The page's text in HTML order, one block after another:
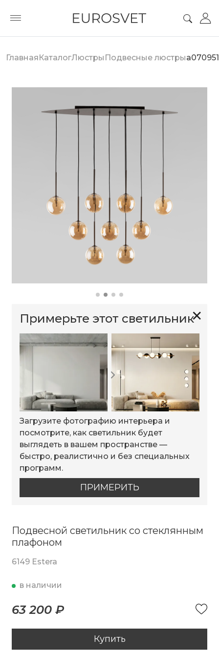
ГлавнаяКаталогЛюстры Подвесные люстрыa070951
✕
Примерьте этот светильник
Загрузите фотографию интерьера и
посмотрите, как светильник будет
выглядеть в вашем пространстве —
быстро, реалистично и без специальных
программ.
ПРИМЕРИТЬ
Подвесной светильник со стеклянным
плафоном
6149 Estera
в наличии
63 200 ₽
Купить